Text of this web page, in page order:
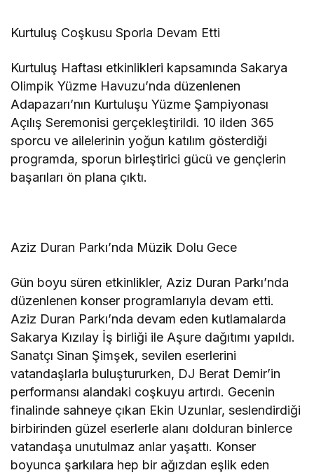
Kurtuluş Coşkusu Sporla Devam Etti
Kurtuluş Haftası etkinlikleri kapsamında Sakarya
Olimpik Yüzme Havuzu’nda düzenlenen
Adapazarı’nın Kurtuluşu Yüzme Şampiyonası
Açılış Seremonisi gerçekleştirildi. 10 ilden 365
sporcu ve ailelerinin yoğun katılım gösterdiği
programda, sporun birleştirici gücü ve gençlerin
başarıları ön plana çıktı.
Aziz Duran Parkı’nda Müzik Dolu Gece
Gün boyu süren etkinlikler, Aziz Duran Parkı’nda
düzenlenen konser programlarıyla devam etti.
Aziz Duran Parkı’nda devam eden kutlamalarda
Sakarya Kızılay İş birliği ile Aşure dağıtımı yapıldı.
Sanatçı Sinan Şimşek, sevilen eserlerini
vatandaşlarla buluştururken, DJ Berat Demir’in
performansı alandaki coşkuyu artırdı. Gecenin
finalinde sahneye çıkan Ekin Uzunlar, seslendirdiği
birbirinden güzel eserlerle alanı dolduran binlerce
vatandaşa unutulmaz anlar yaşattı. Konser
boyunca şarkılara hep bir ağızdan eşlik eden